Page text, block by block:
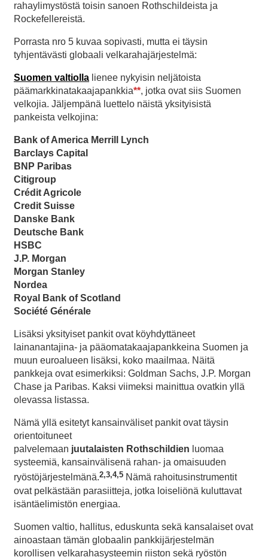
rahaylimystöstä toisin sanoen Rothschildeista ja
Rockefellereistä.
Porrasta nro 5 kuvaa sopivasti, mutta ei täysin
tyhjentävästi globaali velkarahajärjestelmä:
Suomen valtiolla lienee nykyisin neljätoista
päämarkkinatakaajapankkia**, jotka ovat siis Suomen
velkojia. Jäljempänä luettelo näistä yksityisistä
pankeista velkojina:
Bank of America Merrill
Lynch
Barclays Capital
BNP Paribas
Citigroup
Crédit Agricole
Credit Suisse
Danske Bank
Deutsche Bank
HSBC
J.P. Morgan
Morgan Stanley
Nordea
Royal Bank of Scotland
Société Générale
Lisäksi yksityiset pankit ovat köyhdyttäneet
lainanantajina- ja pääomatakaajapankkeina Suomen ja
muun euroalueen lisäksi, koko maailmaa. Näitä
pankkeja ovat esimerkiksi: Goldman Sachs, J.P. Morgan
Chase ja Paribas. Kaksi viimeksi mainittua ovatkin yllä
olevassa listassa.
Nämä yllä esitetyt kansainväliset pankit ovat täysin
orientoituneet
palvelemaan juutalaisten Rothschildien luomaa
systeemiä, kansainvälisenä rahan- ja omaisuuden
ryöstöjärjestelmänä.2,3,4,5 Nämä rahoitusinstrumentit
ovat pelkästään parasiitteja, jotka loiseliönä kuluttavat
isäntäelimistön energiaa.
Suomen valtio, hallitus, eduskunta sekä kansalaiset ovat
ainoastaan tämän globaalin pankkijärjestelmän
korollisen velkarahasysteemin riiston sekä ryöstön